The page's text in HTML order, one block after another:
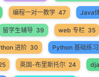
编程一对一教学 47 Java
留学生辅导 39 web 专栏 35
进阶 30 Python 基础练
英国-布里斯托尔 24